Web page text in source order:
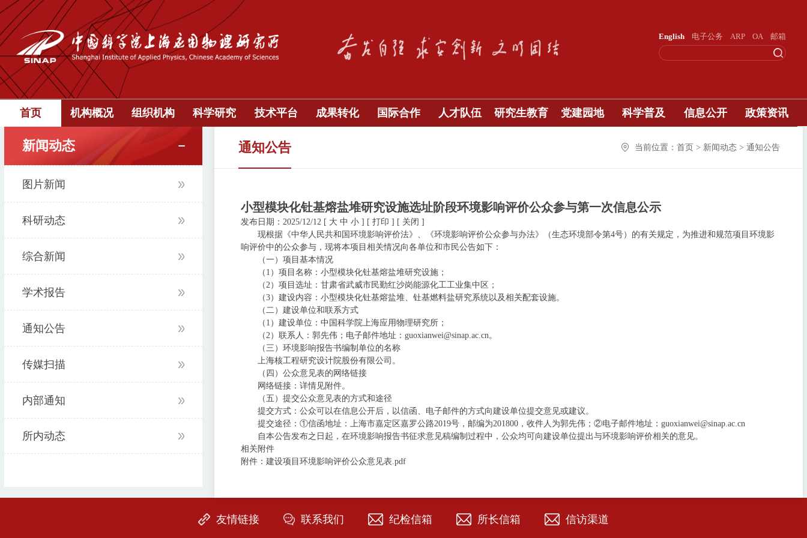
English 电子公务 ARP OA 邮箱
首页 机构概况 组织机构 科学研究 技术平台 成果转化 国际合作 人才队伍 研究生教育 党建园地 科学普及 信息公开 政策资讯
新闻动态
图片新闻
科研动态
综合新闻
学术报告
通知公告
传媒扫描
内部通知
所内动态
通知公告 当前位置：首页 > 新闻动态 > 通知公告
小型模块化钍基熔盐堆研究设施选址阶段环境影响评价公众参与第一次信息公示
发布日期：2025/12/12 [ 大 中 小 ] [ 打印 ] [ 关闭 ]
现根据《中华人民共和国环境影响评价法》、《环境影响评价公众参与办法》（生态环境部令第4号）的有关规定，为推进和规范项目环境影
响评价中的公众参与，现将本项目相关情况向各单位和市民公告如下：
（一）项目基本情况
（1）项目名称：小型模块化钍基熔盐堆研究设施；
（2）项目选址：甘肃省武威市民勤红沙岗能源化工工业集中区；
（3）建设内容：小型模块化钍基熔盐堆、钍基燃料盐研究系统以及相关配套设施。
（二）建设单位和联系方式
（1）建设单位：中国科学院上海应用物理研究所；
（2）联系人：郭先伟；电子邮件地址：guoxianwei@sinap.ac.cn。
（三）环境影响报告书编制单位的名称
上海核工程研究设计院股份有限公司。
（四）公众意见表的网络链接
网络链接：详情见附件。
（五）提交公众意见表的方式和途径
提交方式：公众可以在信息公开后，以信函、电子邮件的方式向建设单位提交意见或建议。
提交途径：①信函地址：上海市嘉定区嘉罗公路2019号，邮编为201800，收件人为郭先伟；②电子邮件地址：guoxianwei@sinap.ac.cn
自本公告发布之日起，在环境影响报告书征求意见稿编制过程中，公众均可向建设单位提出与环境影响评价相关的意见。
相关附件
附件：建设项目环境影响评价公众意见表.pdf
友情链接 联系我们 纪检信箱 所长信箱 信访渠道